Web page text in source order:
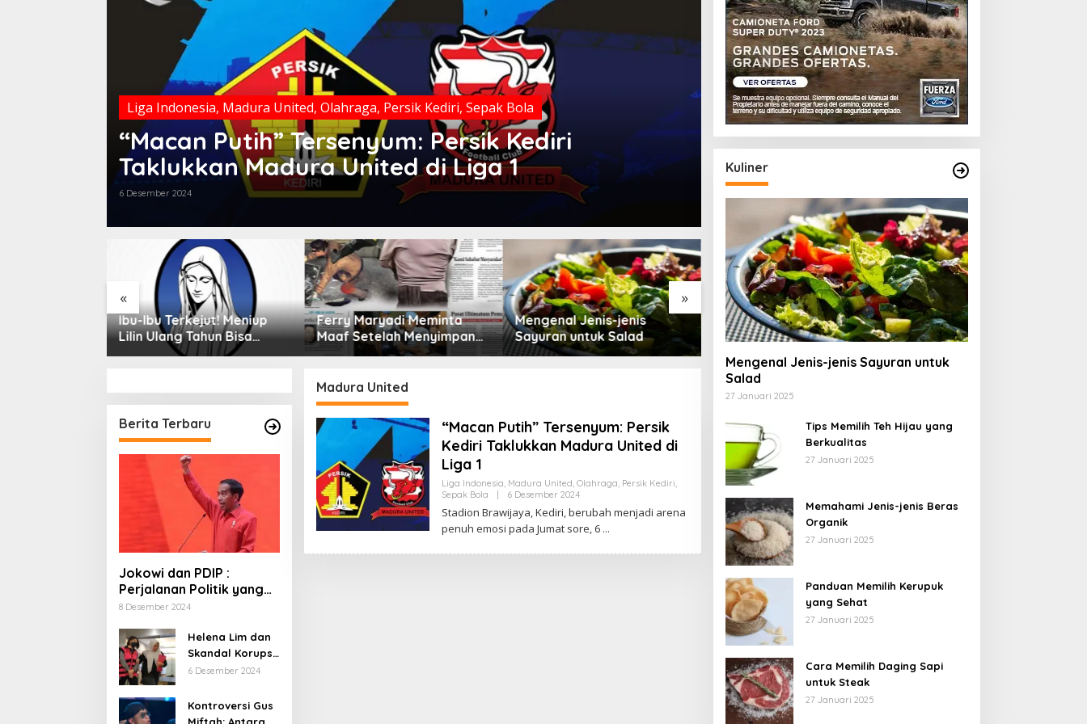
Liga Indonesia, Madura United, Olahraga, Persik Kediri, Sepak Bola
“Macan Putih” Tersenyum: Persik Kediri
Taklukkan Madura United di Liga 1
6 Desember 2024
« »
Ibu-Ibu Terkejut! Meniup
Lilin Ulang Tahun Bisa
Berbahaya dan Mematikan
Ferry Maryadi Meminta
Maaf Setelah Menyimpan
Rahasia Selama 10 Tahun
Mengenal Jenis-jenis
Sayuran untuk Salad
Tips Memilih Teh Hijau yang
Berkualitas
Memahami Jenis-jenis
Beras Organik
Berita Terbaru
Jokowi dan PDIP :
Perjalanan Politik yang
Penuh Warna dan
8 Desember 2024
Helena Lim dan
Skandal Korupsi
Timah: Kisah
yang Menjerat
Hukum
6 Desember 2024
Kontroversi Gus
Madura United
“Macan Putih” Tersenyum: Persik
Kediri Taklukkan Madura United di
Liga 1
Liga Indonesia, Madura United, Olahraga, Persik Kediri,
Sepak Bola
6 Desember 2024O
E
H
A
Stadion Brawijaya, Kediri, berubah menjadi arena
penuh emosi pada Jumat sore, 6
Kuliner
Mengenal Jenis-jenis Sayuran untuk
Salad
27 Januari 2025
Tips Memilih Teh Hijau yang
Berkualitas
27 Januari 2025
Memahami Jenis-jenis Beras
Organik
27 Januari 2025
Panduan Memilih Kerupuk
yang Sehat
27 Januari 2025
Cara Memilih Daging Sapi
untuk Steak
27 Januari 2025